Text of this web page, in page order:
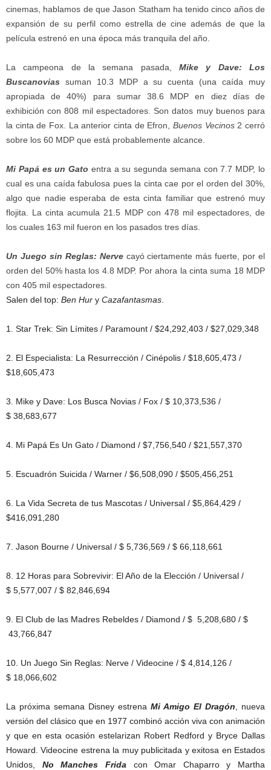
cinemas, hablamos de que Jason Statham ha tenido cinco años de
expansión de su perfil como estrella de cine además de que la
película estrenó en una época más tranquila del año.
La campeona de la semana pasada, Mike y Dave: Los
Buscanovias suman 10.3 MDP a su cuenta (una caída muy
apropiada de 40%) para sumar 38.6 MDP en diez días de
exhibición con 808 mil espectadores. Son datos muy buenos para
la cinta de Fox. La anterior cinta de Efron, Buenos Vecinos2 cerró
sobre los 60 MDP que está probablemente alcance.
Mi Papá es un Gato entra a su segunda semana con 7.7 MDP, lo
cual es una caída fabulosa pues la cinta cae por el orden del 30%,
algo que nadie esperaba de esta cinta familiar que estrenó muy
flojita. La cinta acumula 21.5 MDP con 478 mil espectadores, de
los cuales 163 mil fueron en los pasados tres días.
Un Juego sin Reglas: Nervecayó ciertamente más fuerte, por el
orden del 50% hasta los 4.8 MDP. Por ahora la cinta suma 18 MDP
con 405 mil espectadores.
Salen del top: Ben Hur y Cazafantasmas
1. Star Trek: Sin Límites / Paramount / $24,292,403 / $27,029,348
2. El Especialista: La Resurrección / Cinépolis / $18,605,473 /
$18,605,473
3. Mike y Dave: Los Busca Novias / Fox / $ 10,373,536 /
$ 38,683,677
4. Mi Papá Es Un Gato / Diamond / $7,756,540 / $21,557,370
5. Escuadrón Suicida / Warner / $6,508,090 / $505,456,251
6. La Vida Secreta de tus Mascotas / Universal / $5,864,429 /
$416,091,280
7. Jason Bourne / Universal / $ 5,736,569 / $ 66,118,661
8. 12 Horas para Sobrevivir: El Año de la Elección / Universal /
$ 5,577,007 / $ 82,846,694
9. El Club de las Madres Rebeldes / Diamond / $ 5,208,680 / $
43,766,847
10. Un Juego Sin Reglas: Nerve / Videocine / $ 4,814,126 /
$ 18,066,602
La próxima semana Disney estrena Mi Amigo El Dragón , nueva
versión del clásico que en 1977 combinó acción viva con animación
y que en esta ocasión estelarizan Robert Redford y Bryce Dallas
Howard. Videocine estrena la muy publicitada y exitosa en Estados
Unidos, No Manches Frida con Omar Chaparro y Martha